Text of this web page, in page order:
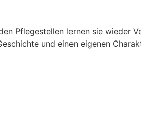
Pflegestellen lernen sie
und einen eigenen